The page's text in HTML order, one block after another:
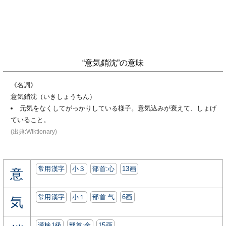
“意気銷沈”の意味
《名詞》
意気銷沈（いきしょうちん）
元気をなくしてがっかりしている様子。意気込みが衰えて、しょげ
ていること。
(出典:Wiktionary)
意 常用漢字 小３ 部首:⼼ 13画
気 常用漢字 小１ 部首:⽓ 6画